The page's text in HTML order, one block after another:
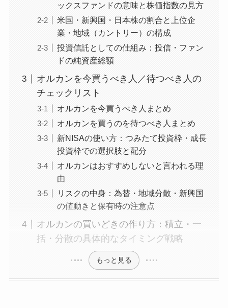
ックスファンドの意味と株価指数の見方
米国・新興国・日本株の割合と上位企
業・地域（カントリー）の構成
投資信託としての仕組み：投信・ファン
ドの純資産総額
オルカンを今買うべき人／待つべき人の
チェックリスト
オルカンを今買うべき人まとめ
オルカンを買うのを待つべき人まとめ
新NISAの使い方：つみたて投資枠・成長
投資枠での選択肢と配分
オルカンはおすすめしないと言われる理
由
リスクの中身：為替・地域分散・新興国
の値動きと保有時の注意点
オルカンの買いどきの作り方：積立・一
括・分散の具体的なタイミング戦略
もっと見る